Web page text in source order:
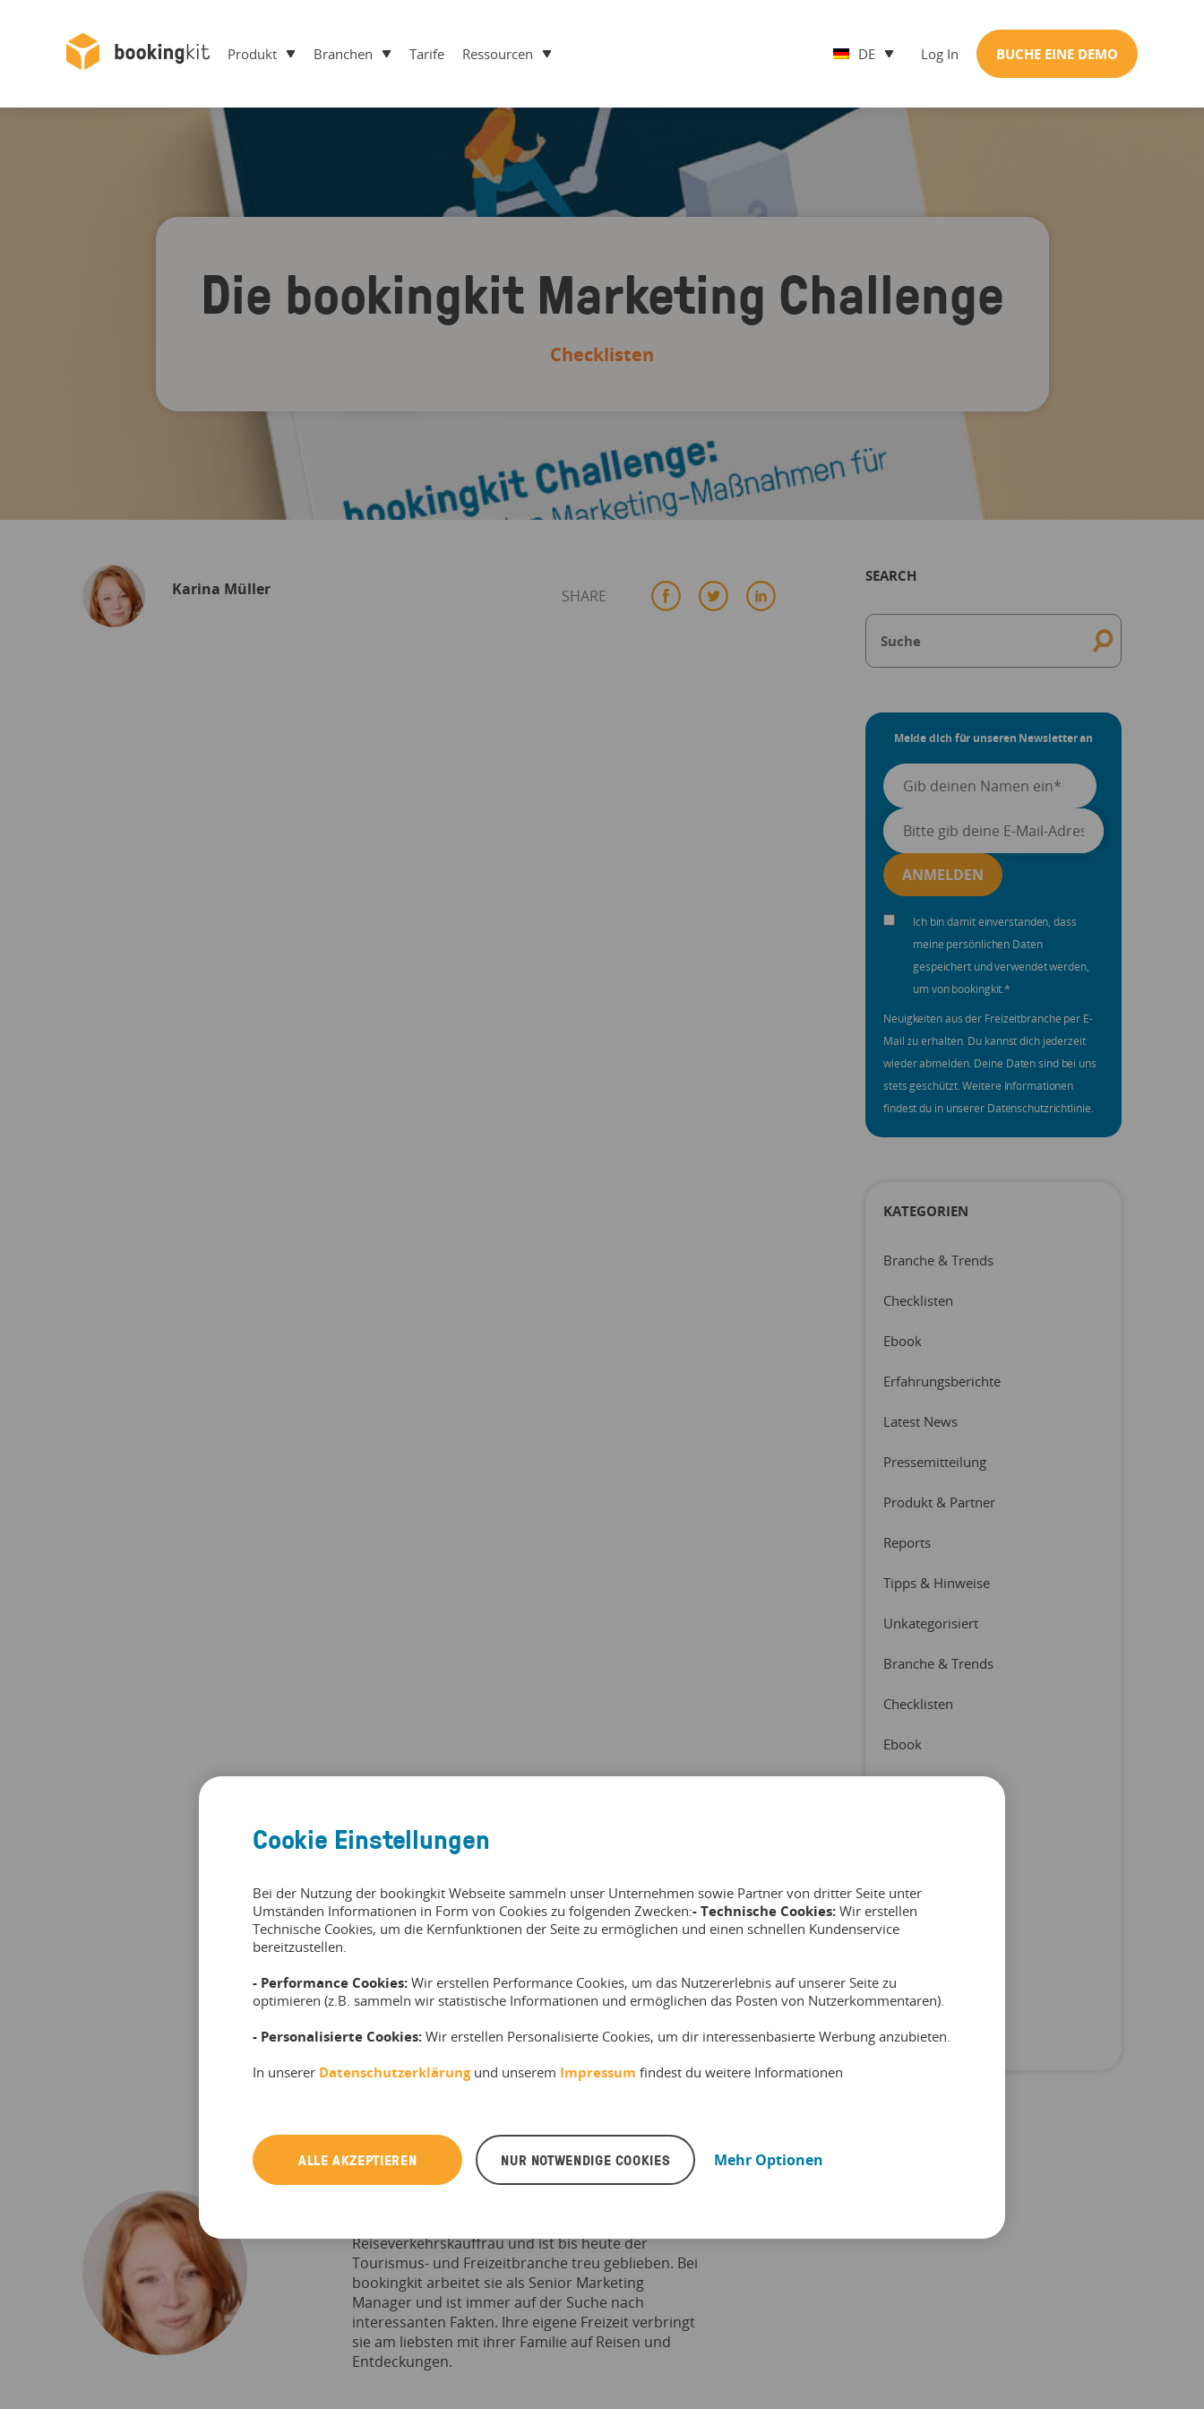
Produkt Branchen Tarife Ressourcen DE Log In BUCHE EINE DEMO
Die bookingkit Marketing Challenge
Checklisten
Karina Müller SHARE
SEARCH
Melde dich für unseren Newsletter an
Ich bin damit einverstanden, dass
meine persönlichen Daten
gespeichert und verwendet werden,
um von bookingkit.*
Neuigkeiten aus der Freizeitbranche per E-
Mail zu erhalten. Du kannst dich jederzeit
wieder abmelden. Deine Daten sind bei uns
stets geschützt. Weitere Informationen
findest du in unserer Datenschutzrichtlinie.
KATEGORIEN
Branche & Trends
Checklisten
Ebook
Erfahrungsberichte
Latest News
Pressemitteilung
Produkt & Partner
Reports
Tipps & Hinweise
Unkategorisiert
Branche & Trends
Checklisten
Ebook
Erfahrungsberichte
Produkt & Partner
Tipps & Hinweise
Karina Müller
Reiseverkehrskauffrau und ist bis heute der
Tourismus- und Freizeitbranche treu geblieben. Bei
bookingkit arbeitet sie als Senior Marketing
Manager und ist immer auf der Suche nach
interessanten Fakten. Ihre eigene Freizeit verbringt
sie am liebsten mit ihrer Familie auf Reisen und
Entdeckungen.
Cookie Einstellungen
Bei der Nutzung der bookingkit Webseite sammeln unser Unternehmen sowie Partner von dritter Seite unter
Umständen Informationen in Form von Cookies zu folgenden Zwecken:- Technische Cookies: Wir erstellen
Technische Cookies, um die Kernfunktionen der Seite zu ermöglichen und einen schnellen Kundenservice
bereitzustellen.
- Performance Cookies: Wir erstellen Performance Cookies, um das Nutzererlebnis auf unserer Seite zu
optimieren (z.B. sammeln wir statistische Informationen und ermöglichen das Posten von Nutzerkommentaren).
- Personalisierte Cookies: Wir erstellen Personalisierte Cookies, um dir interessenbasierte Werbung anzubieten.
In unserer Datenschutzerklärungund unserem Impressum findest du weitere Informationen
ALLE AKZEPTIEREN NUR NOTWENDIGE COOKIES Mehr Optionen